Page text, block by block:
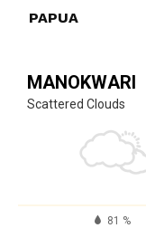
PAPUA
MANOKWARI
Scattered Clouds
81 %